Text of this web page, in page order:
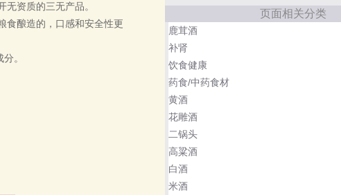
无资质的三无产品。
食酿造的，口感和安全性更
。
页面相关分类
鹿茸酒
补肾
饮食健康
药食/中药食材
黄酒
花雕酒
二锅头
高粱酒
白酒
米酒